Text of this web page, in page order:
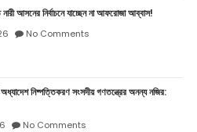
নারী আসনের নির্বাচনে যাচ্ছেন না আফরোজা আব্বাস!
No Comments
নিষ্পত্তিকরণ সংসদীয় গণতন্ত্রের অনন্য নজির:
No Comments